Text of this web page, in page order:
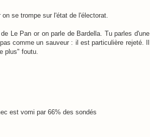
se trompe sur l'état de l'électorat.
Le Pan or on parle de Bardella. Tu parles d'une
comme un sauveur : il est particulière rejeté. Il
plus" foutu.
est vomi par 66% des sondés